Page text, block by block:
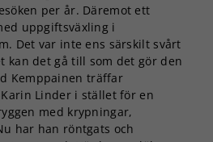
per år. Däremot ett
uppgiftsväxling i
Det var inte ens särskilt svårt
kan det gå till som det gör den
Kemppainen träffar
Linder i stället för en
med krypningar,
har han röntgats och